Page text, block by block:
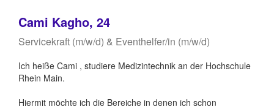
Cami Kagho, 24
Servicekraft (m/w/d) & Eventhelfer/in (m/w/d)
Ich heiße Cami , studiere Medizintechnik an der Hochschule
Rhein Main.
Hiermit möchte ich die Bereiche in denen ich schon